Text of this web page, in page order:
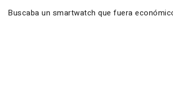
Buscaba un smartwatch que fuera